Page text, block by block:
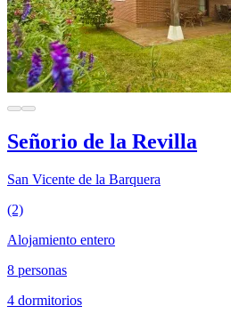
Señorio de la Revilla
San Vicente de la Barquera
(2)
Alojamiento entero
8 personas
4 dormitorios